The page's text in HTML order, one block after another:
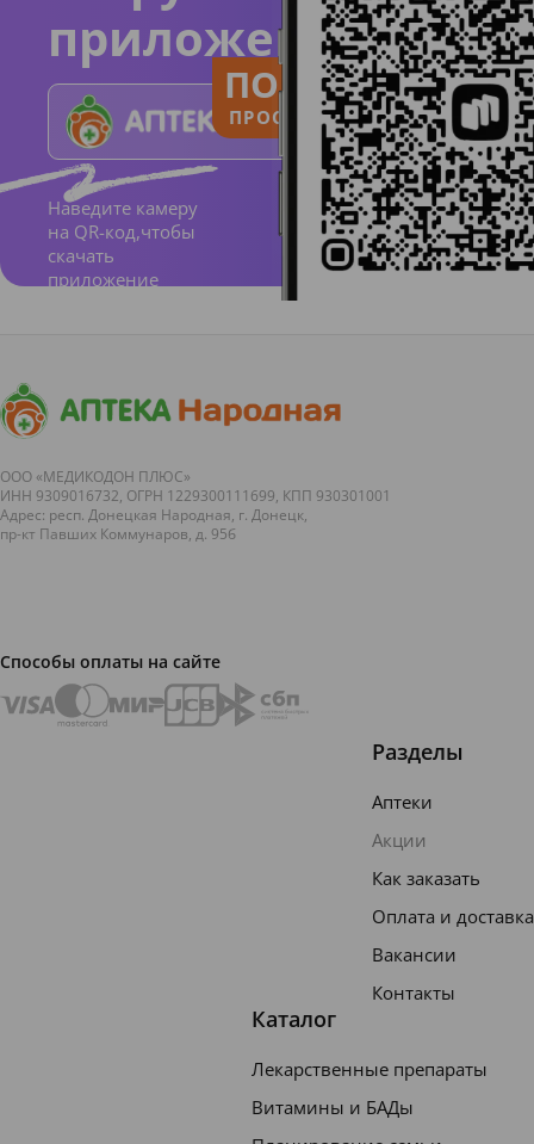
приложение
Наведите камеру
на QR-код,чтобы
скачать
приложение
ПОЛЬЗУЙСЯ
ПРОСТО И ПОНЯТНО
ООО «МЕДИКОДОН ПЛЮС»
ИНН 9309016732, ОГРН 1229300111699, КПП 930301001
Адрес: респ. Донецкая Народная, г. Донецк,
пр-кт Павших Коммунаров, д. 95б
Способы оплаты на сайте
Разделы
Аптеки
Акции
Как заказать
Оплата и доставка
Вакансии
Контакты
Каталог
Лекарственные препараты
Витамины и БАДы